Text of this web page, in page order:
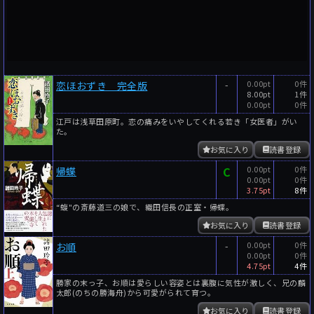
恋ほおずき 完全版 -
0.00pt
8.00pt
0.00pt
0件
1件
0件
江戸は浅草田原町。恋の痛みをいやしてくれる若き「女医者」がい
た。
読書登録
お気に入り
帰蝶 C
0.00pt
0.00pt
3.75pt
0件
0件
8件
“蝮"の斎藤道三の娘で、織田信長の正室・帰蝶。
読書登録
お気に入り
お順 -
0.00pt
0.00pt
4.75pt
0件
0件
4件
勝家の末っ子、お順は愛らしい容姿とは裏腹に気性が激しく、兄の麟
太郎(のちの勝海舟)から可愛がられて育つ。
読書登録
お気に入り